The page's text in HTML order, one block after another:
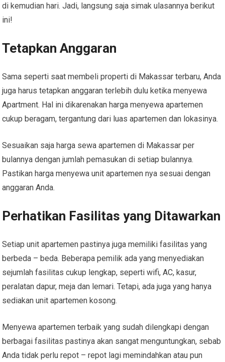
di kemudian hari. Jadi, langsung saja simak ulasannya berikut
ini!
Tetapkan Anggaran
Sama seperti saat membeli properti di Makassar terbaru, Anda
juga harus tetapkan anggaran terlebih dulu ketika menyewa
Apartment. Hal ini dikarenakan harga menyewa apartemen
cukup beragam, tergantung dari luas apartemen dan lokasinya.
Sesuaikan saja harga sewa apartemen di Makassar per
bulannya dengan jumlah pemasukan di setiap bulannya.
Pastikan harga menyewa unit apartemen nya sesuai dengan
anggaran Anda.
Perhatikan Fasilitas yang Ditawarkan
Setiap unit apartemen pastinya juga memiliki fasilitas yang
berbeda – beda. Beberapa pemilik ada yang menyediakan
sejumlah fasilitas cukup lengkap, seperti wifi, AC, kasur,
peralatan dapur, meja dan lemari. Tetapi, ada juga yang hanya
sediakan unit apartemen kosong.
Menyewa apartemen terbaik yang sudah dilengkapi dengan
berbagai fasilitas pastinya akan sangat menguntungkan, sebab
Anda tidak perlu repot – repot lagi memindahkan atau pun